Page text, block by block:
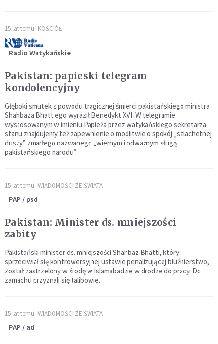
15 lat temu KOŚCIÓŁ
Radio Watykańskie
Pakistan: papieski telegram
kondolencyjny
Głęboki smutek z powodu tragicznej śmierci pakistańskiego ministra
Shahbaza Bhattiego wyraził Benedykt XVI. W telegramie
wystosowanym w imieniu Papieża przez watykańskiego sekretarza
stanu znajdujemy też zapewnienie o modlitwie o spokój „szlachetnej
duszy” zmarłego nazwanego „wiernym i odważnym sługą
pakistańskiego narodu”.
15 lat temu WIADOMOŚCI ZE ŚWIATA
PAP / psd
Pakistan: Minister ds. mniejszości
zabity
Pakistański minister ds. mniejszości Shahbaz Bhatti, który
sprzeciwiał się kontrowersyjnej ustawie penalizującej bluźnierstwo,
został zastrzelony w środę w Islamabadzie w drodze do pracy. Do
zamachu przyznali się talibowie.
15 lat temu WIADOMOŚCI ZE ŚWIATA
PAP / ad